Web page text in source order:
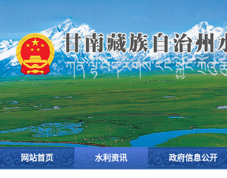
网站首页 水利资讯 政府信息公开